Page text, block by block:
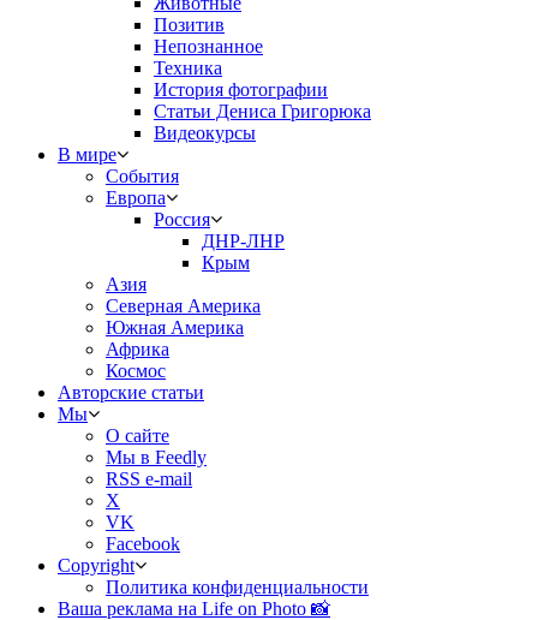
Позитив
Непознанное
Техника
История фотографии
Статьи Дениса Григорюка
Видеокурсы
В мире
События
Европа
Россия
ДНР-ЛНР
Крым
Азия
Северная Америка
Южная Америка
Африка
Космос
Авторские статьи
Мы
О сайте
Мы в Feedly
RSS e-mail
X
VK
Facebook
Copyright
Политика конфиденциальности
Ваша реклама на Life on Photo 📸